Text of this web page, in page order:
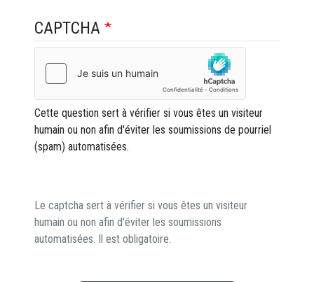
CAPTCHA
Cette question sert à vérifier si vous êtes un visiteur
humain ou non afin d'éviter les soumissions de pourriel
(spam) automatisées.
Le captcha sert à vérifier si vous êtes un visiteur
humain ou non afin d'éviter les soumissions
automatisées. Il est obligatoire.